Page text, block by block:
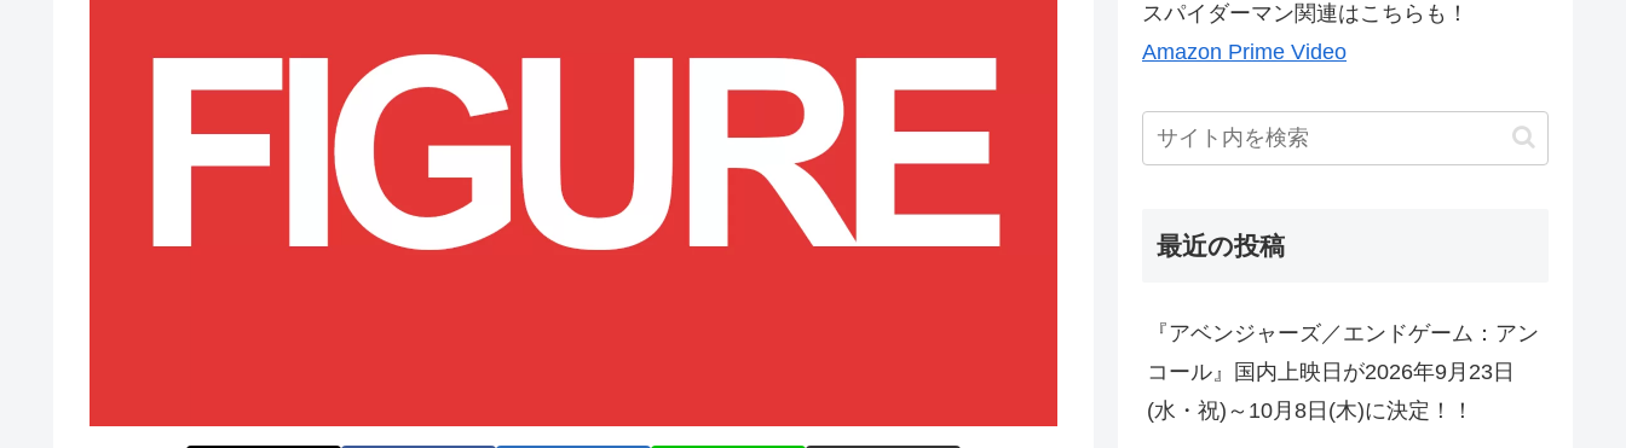
スパイダーマン関連はこちらも！
Amazon Prime Video
最近の投稿
『アベンジャーズ／エンドゲーム：アン
コール』国内上映日が2026年9月23日
(水・祝)～10月8日(木)に決定！！